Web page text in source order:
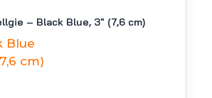
– Black Blue, 3″ (7,6 cm)
Blue
cm)